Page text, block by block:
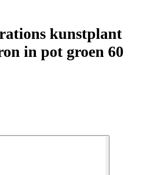
kunstplant
in pot groen 60